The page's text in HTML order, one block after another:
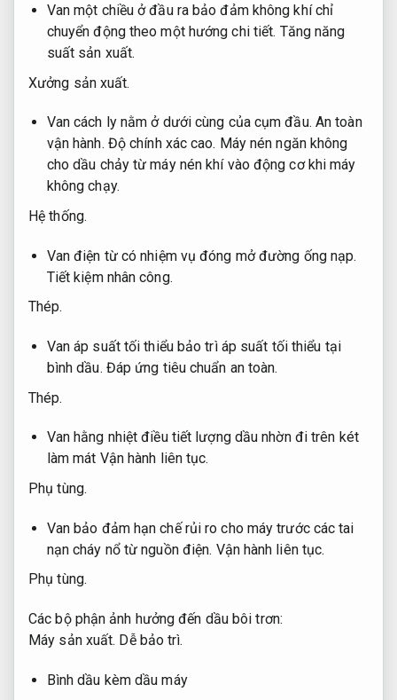
Van một chiều ở đầu ra bảo đảm không khí chỉ
chuyển động theo một hướng chi tiết. Tăng năng
suất sản xuất.
Xưởng sản xuất.
Van cách ly nằm ở dưới cùng của cụm đầu. An toàn
vận hành. Độ chính xác cao. Máy nén ngăn không
cho dầu chảy từ máy nén khí vào động cơ khi máy
không chạy.
Hệ thống.
Van điện từ có nhiệm vụ đóng mở đường ống nạp.
Tiết kiệm nhân công.
Thép.
Van áp suất tối thiểu bảo trì áp suất tối thiểu tại
bình dầu. Đáp ứng tiêu chuẩn an toàn.
Thép.
Van hằng nhiệt điều tiết lượng dầu nhờn đi trên két
làm mát Vận hành liên tục.
Phụ tùng.
Van bảo đảm hạn chế rủi ro cho máy trước các tai
nạn cháy nổ từ nguồn điện. Vận hành liên tục.
Phụ tùng.
Các bộ phận ảnh hưởng đến dầu bôi trơn:
Máy sản xuất. Dễ bảo trì.
Bình dầu kèm dầu máy